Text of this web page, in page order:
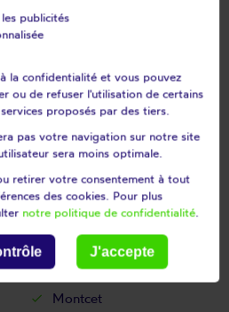
Manziat
Martignat
Massignieu-de-rives
Meillonnas
Messimy-sur-saône
Mézériat
Mionnay
Montagnat
Montanges
Montcet
publicités
la confidentialité et vous pouvez
ou de refuser l'utilisation de certains
proposés par des tiers.
pas votre navigation sur notre site
sera moins optimale.
retirer votre consentement à tout
des cookies. Pour plus
notre politique de confidentialité.
J'accepte